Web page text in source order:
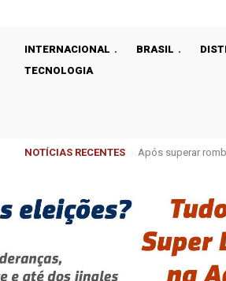
INTERNACIONAL BRASIL
TECNOLOGIA
NOTÍCIAS RECENTES Após superar